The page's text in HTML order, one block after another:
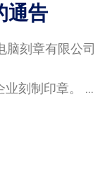
通告
脑刻章有限公司
刻制印章。 ...